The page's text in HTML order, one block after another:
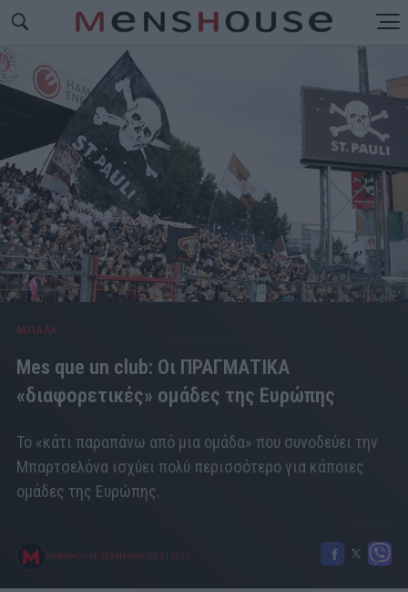
ΜΠΑΛΑ
Mes que un club: Οι ΠΡΑΓΜΑΤΙΚΑ
«διαφορετικές» ομάδες της Ευρώπης
Το «κάτι παραπάνω από μια ομάδα» που συνοδεύει την
Μπαρτσελόνα ισχύει πολύ περισσότερο για κάποιες
ομάδες της Ευρώπης.
MENSHOUSE TEAM 10/06/2017 01:51